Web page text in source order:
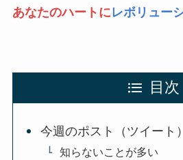
あなたのハートにレボリュー
目次
今週のポスト（ツイート）
知らないことが多い